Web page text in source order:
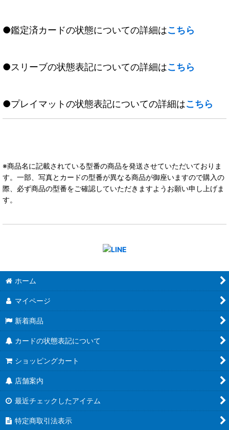
●鑑定済カードの状態についての詳細はこちら
●スリーブの状態表記についての詳細はこちら
●プレイマットの状態表記についての詳細はこちら
※商品名に記載されている型番の商品を発送させていただいておりま
す。一部、写真とカードの型番が異なる商品が御座いますので購入の
際、必ず商品の型番をご確認していただきますようお願い申し上げま
す。
ホーム
マイページ
新着商品
カードの状態表記について
ショッピングカート
店舗案内
最近チェックしたアイテム
特定商取引法表示